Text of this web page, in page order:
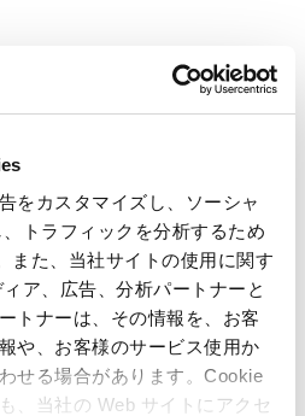
をカスタマイズし、ソーシャ
トラフィックを分析するため
また、当社サイトの使用に関す
ア、広告、分析パートナーと
トナーは、その情報を、お客
や、お客様のサービス使用か
せる場合があります。Cookie
、当社の Web サイトにアクセ
制の確立により開発費用の
けタイトルの販売本数計画
して大きく上昇している
て考え方を伺いたい。ま
の発売予定を教えてほし